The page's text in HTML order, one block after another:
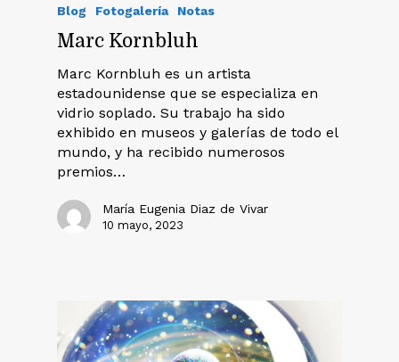
Blog Fotogalería Notas
Marc Kornbluh
Marc Kornbluh es un artista
estadounidense que se especializa en
vidrio soplado. Su trabajo ha sido
exhibido en museos y galerías de todo el
mundo, y ha recibido numerosos
premios…
María Eugenia Diaz de Vivar
10 mayo, 2023